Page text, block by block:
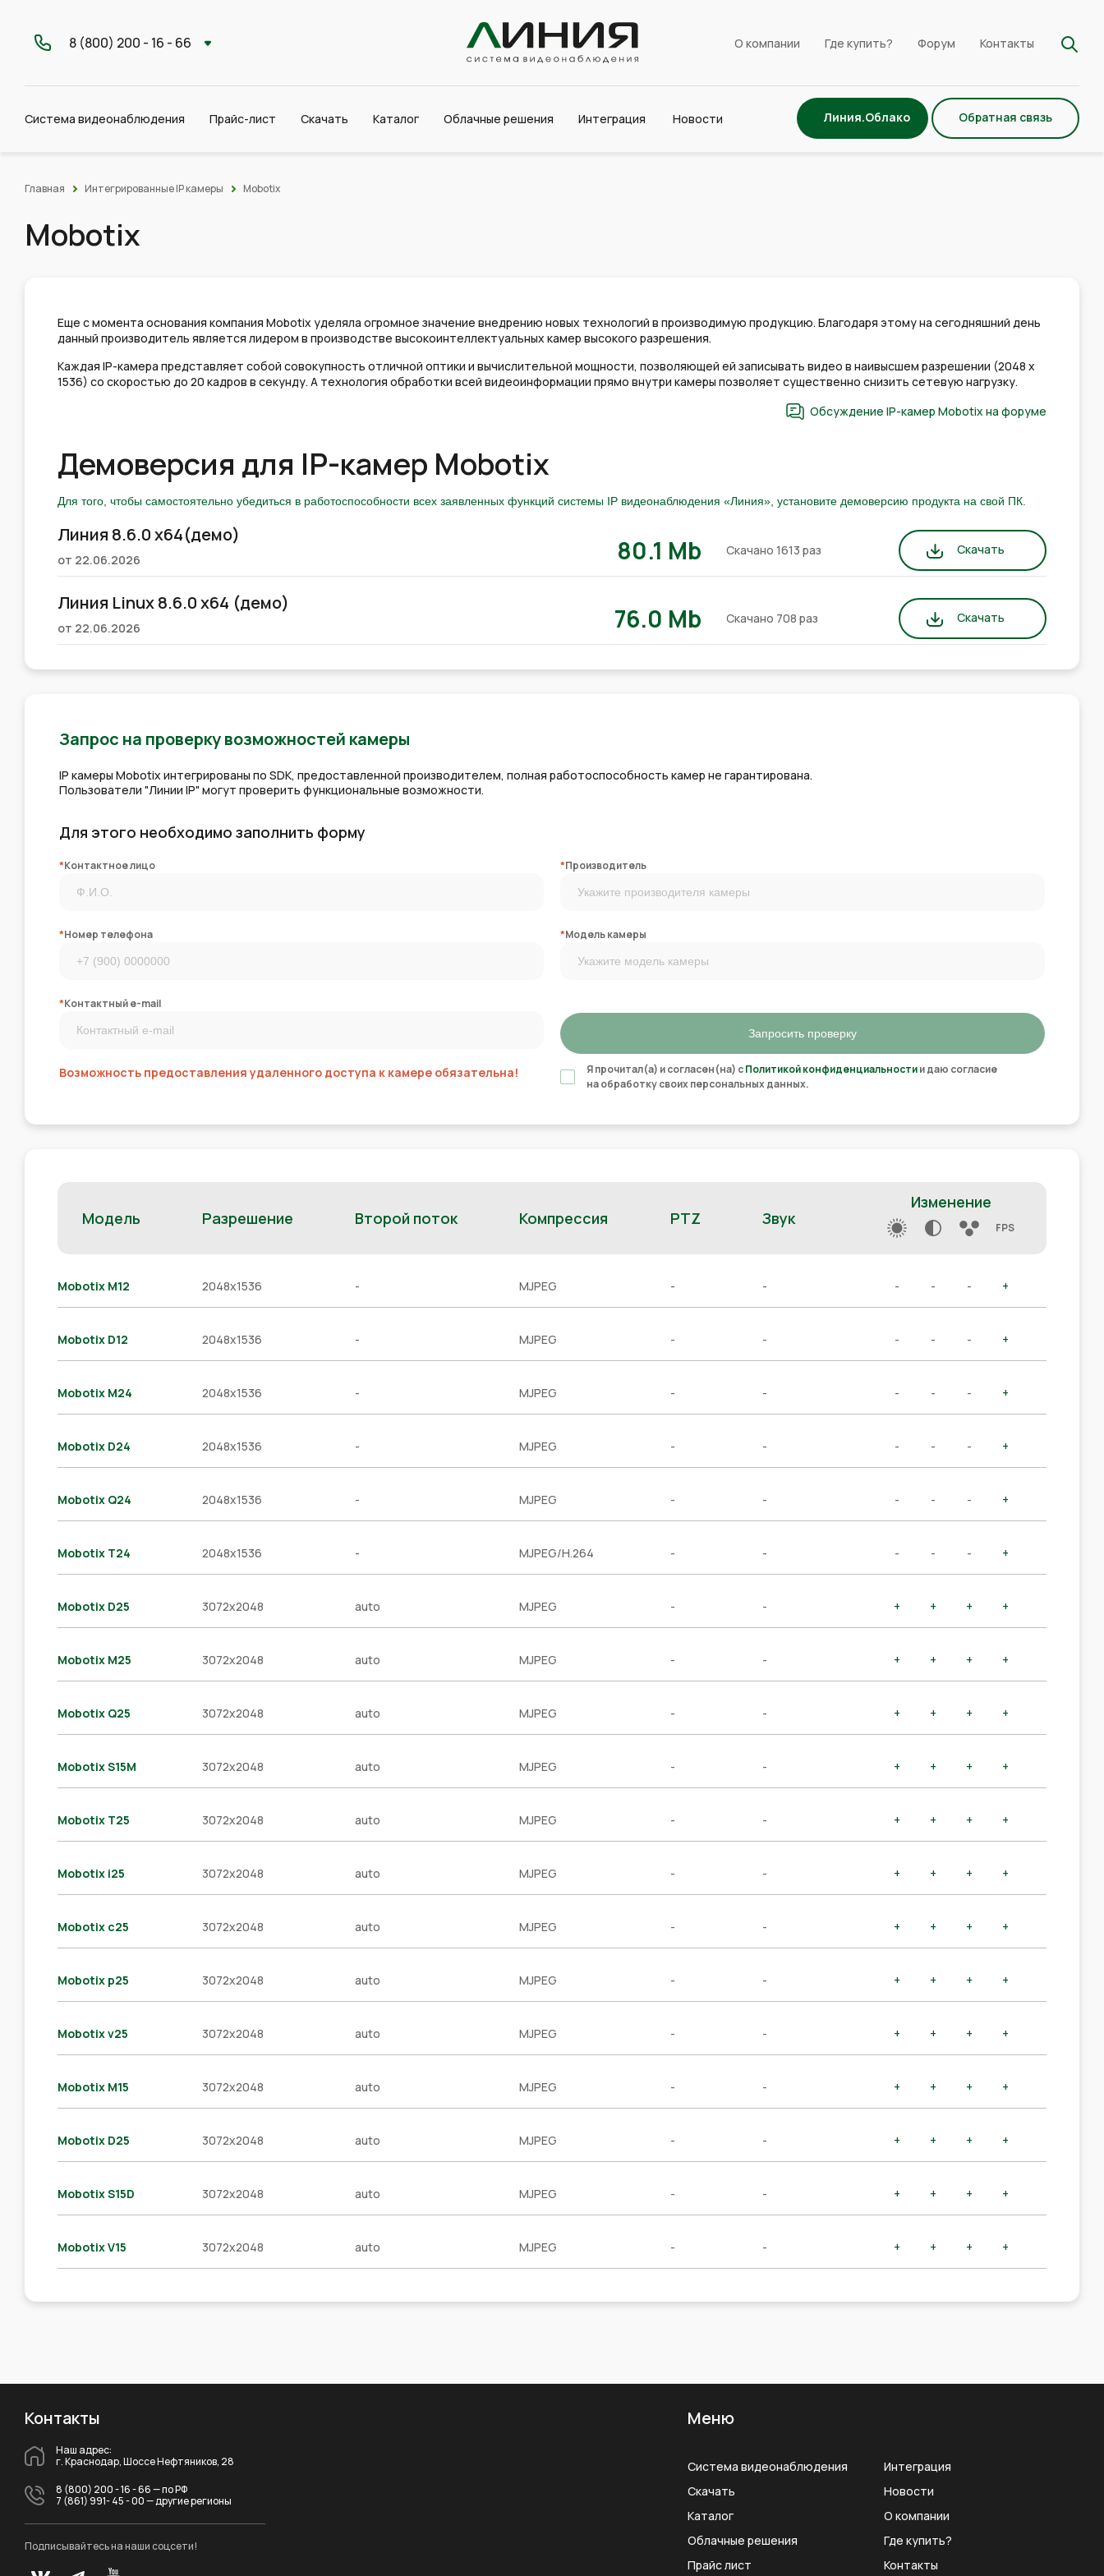
8 (800) 200 - 16 - 66 О компании Где купить? Форум Контакты
Система видеонаблюдения Прайс-лист Скачать Каталог Облачные решения Интеграция Новости Линия.Облако Обратная связь
Главная Интегрированные IP камеры Mobotix
Mobotix
Еще с момента основания компания Mobotix уделяла огромное значение внедрению новых технологий в производимую продукцию. Благодаря этому на сегодняшний день
данный производитель является лидером в производстве высокоинтеллектуальных камер высокого разрешения.
Каждая IP-камера представляет собой совокупность отличной оптики и вычислительной мощности, позволяющей ей записывать видео в наивысшем разрешении (2048 х
1536) со скоростью до 20 кадров в секунду. А технология обработки всей видеоинформации прямо внутри камеры позволяет существенно снизить сетевую нагрузку.
Обсуждение IP-камер Mobotix на форуме
Демоверсия для IP-камер Mobotix
Для того, чтобы самостоятельно убедиться в работоспособности всех заявленных функций системы IP видеонаблюдения «Линия», установите демоверсию продукта на свой ПК.
Линия 8.6.0 x64(демо)
от 22.06.2026 80.1 Mb Скачано 1613 раз Скачать
Линия Linux 8.6.0 x64 (демо)
от 22.06.2026 76.0 Mb Скачано 708 раз Скачать
Запрос на проверку возможностей камеры
IP камеры Mobotix интегрированы по SDK, предоставленной производителем, полная работоспособность камер не гарантирована.
Пользователи "Линии IP" могут проверить функциональные возможности.
Для этого необходимо заполнить форму
*Контактное лицо
*Номер телефона
*Контактный e-mail
Возможность предоставления удаленного доступа к камере обязательна!
*Производитель
*Модель камеры
Запросить проверку
Я прочитал(а) и согласен(на) сПолитикой конфиденциальностии даю согласие
на обработку своих персональных данных.
Модель Разрешение Второй поток Компрессия PTZ Звук
Изменение
FPS
Mobotix M12 2048x1536 - MJPEG - - - - - +
Mobotix D12 2048x1536 - MJPEG - - - - - +
Mobotix M24 2048x1536 - MJPEG - - - - - +
Mobotix D24 2048x1536 - MJPEG - - - - - +
Mobotix Q24 2048x1536 - MJPEG - - - - - +
Mobotix T24 2048x1536 - MJPEG/H.264 - - - - - +
Mobotix D25 3072x2048 auto MJPEG - - + + + +
Mobotix М25 3072x2048 auto MJPEG - - + + + +
Mobotix Q25 3072x2048 auto MJPEG - - + + + +
Mobotix S15M 3072x2048 auto MJPEG - - + + + +
Mobotix T25 3072x2048 auto MJPEG - - + + + +
Mobotix i25 3072x2048 auto MJPEG - - + + + +
Mobotix c25 3072x2048 auto MJPEG - - + + + +
Mobotix p25 3072x2048 auto MJPEG - - + + + +
Mobotix v25 3072x2048 auto MJPEG - - + + + +
Mobotix M15 3072x2048 auto MJPEG - - + + + +
Mobotix D25 3072x2048 auto MJPEG - - + + + +
Mobotix S15D 3072x2048 auto MJPEG - - + + + +
Mobotix V15 3072x2048 auto MJPEG - - + + + +
Контакты
Наш адрес:
г. Краснодар, Шоссе Нефтяников, 28
8 (800) 200 - 16 - 66— по РФ
7 (861) 991- 45 - 00— другие регионы
Подписывайтесь на наши соцсети!
Меню
Система видеонаблюдения
Скачать
Каталог
Облачные решения
Прайс лист
Интеграция
Новости
О компании
Где купить?
Контакты